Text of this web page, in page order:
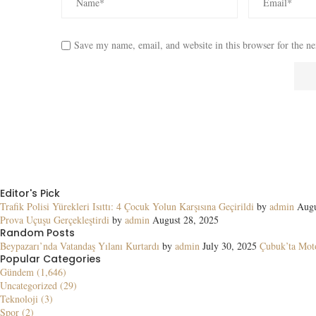
Save my name, email, and website in this browser for the
Editor's Pick
Trafik Polisi Yürekleri Isıttı: 4 Çocuk Yolun Karşısına Geçirildi by admin
Prova Uçuşu Gerçekleştirdi by admin August 28, 2025
Random Posts
Beypazarı’nda Vatandaş Yılanı Kurtardı by admin July 30, 2025 Çubuk’ta
Popular Categories
Gündem (1,646)
Uncategorized (29)
Teknoloji (3)
Spor (2)